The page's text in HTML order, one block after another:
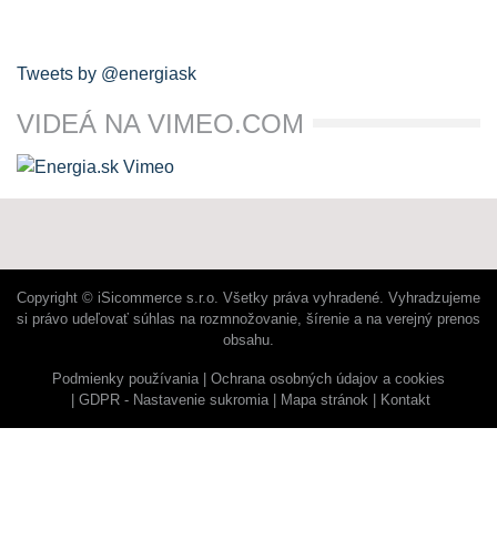
Tweets by @energiask
VIDEÁ NA VIMEO.COM
Copyright © iSicommerce s.r.o. Všetky práva vyhradené. Vyhradzujeme
si právo udeľovať súhlas na rozmnožovanie, šírenie a na verejný prenos
obsahu.
Podmienky používania
Ochrana osobných údajov a cookies
GDPR - Nastavenie sukromia
Mapa stránok Kontakt